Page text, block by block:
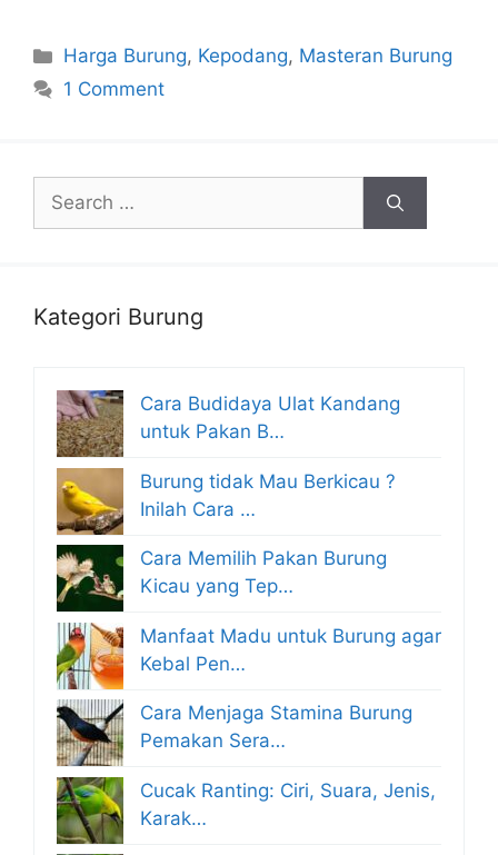
Categories
Harga Burung, Kepodang, Masteran Burung
1 Comment
Search
for:
Kategori Burung
Cara Budidaya Ulat Kandang
untuk Pakan B…
Burung tidak Mau Berkicau ?
Inilah Cara …
Cara Memilih Pakan Burung
Kicau yang Tep…
Manfaat Madu untuk Burung agar
Kebal Pen…
Cara Menjaga Stamina Burung
Pemakan Sera…
Cucak Ranting: Ciri, Suara, Jenis,
Karak…